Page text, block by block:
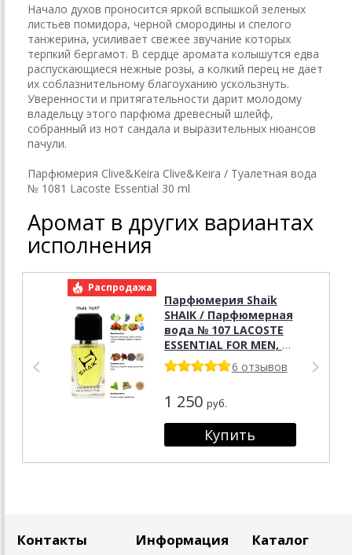
Начало духов проносится яркой вспышкой зеленых
листьев помидора, черной смородины и спелого
танжерина, усиливает свежее звучание которых
терпкий бергамот. В сердце аромата колышутся едва
распускающиеся нежные розы, а колкий перец не дает
их соблазнительному благоуханию ускользнуть.
Уверенности и притягательности дарит молодому
владельцу этого парфюма древесный шлейф,
собранный из нот сандала и выразительных нюансов
пачули.
Парфюмерия Clive&Keira Clive&Keira / Туалетная вода
№ 1081 Lacoste Essential 30 ml
Аромат в других вариантах
исполнения
Распродажа
Парфюмерия Shaik
SHAIK / Парфюмерная
вода № 107 LACOSTE
ESSENTIAL FOR MEN, 50
мл.
6 отзывов
1 250 руб.
Контакты Информация Каталог